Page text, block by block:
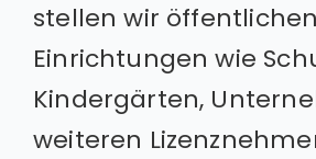
stellen wir öffentlichen
Einrichtungen wie
Kindergärten,
weiteren